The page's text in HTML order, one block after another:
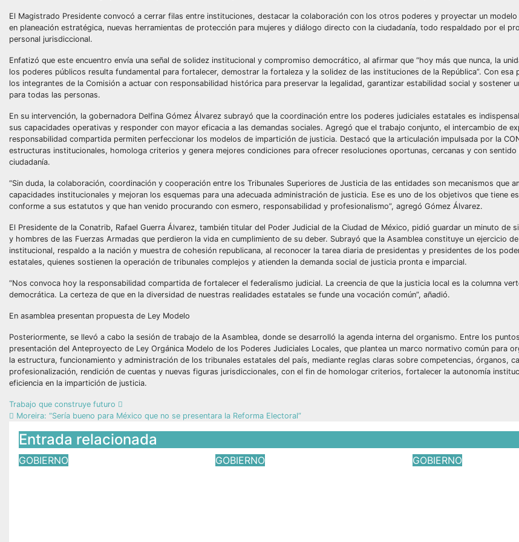
El Magistrado Presidente convocó a cerrar filas entre instituciones, destacar la colaboración con los otros poderes y proyectar un
en planeación estratégica, nuevas herramientas de protección para mujeres y diálogo directo con la ciudadanía, todo respaldado por el
personal jurisdiccional.
Enfatizó que este encuentro envía una señal de solidez institucional y compromiso democrático, al afirmar que “hoy más que nunca, la
los poderes públicos resulta fundamental para fortalecer, demostrar la fortaleza y la solidez de las instituciones de la República”. Con esa
los integrantes de la Comisión a actuar con responsabilidad histórica para preservar la legalidad, garantizar estabilidad social y sostener
para todas las personas.
En su intervención, la gobernadora Delfina Gómez Álvarez subrayó que la coordinación entre los poderes judiciales estatales es
sus capacidades operativas y responder con mayor eficacia a las demandas sociales. Agregó que el trabajo conjunto, el intercambio de
responsabilidad compartida permiten perfeccionar los modelos de impartición de justicia. Destacó que la articulación impulsada por la
estructuras institucionales, homologa criterios y genera mejores condiciones para ofrecer resoluciones oportunas, cercanas y con sentido
ciudadanía.
“Sin duda, la colaboración, coordinación y cooperación entre los Tribunales Superiores de Justicia de las entidades son mecanismos que
capacidades institucionales y mejoran los esquemas para una adecuada administración de justicia. Ese es uno de los objetivos que tiene
conforme a sus estatutos y que han venido procurando con esmero, responsabilidad y profesionalismo”, agregó Gómez Álvarez.
El Presidente de la Conatrib, Rafael Guerra Álvarez, también titular del Poder Judicial de la Ciudad de México, pidió guardar un minuto de
y hombres de las Fuerzas Armadas que perdieron la vida en cumplimiento de su deber. Subrayó que la Asamblea constituye un ejercicio
institucional, respaldo a la nación y muestra de cohesión republicana, al reconocer la tarea diaria de presidentas y presidentes de los
estatales, quienes sostienen la operación de tribunales complejos y atienden la demanda social de justicia pronta e imparcial.
“Nos convoca hoy la responsabilidad compartida de fortalecer el federalismo judicial. La creencia de que la justicia local es la columna
democrática. La certeza de que en la diversidad de nuestras realidades estatales se funde una vocación común”, añadió.
En asamblea presentan propuesta de Ley Modelo
Posteriormente, se llevó a cabo la sesión de trabajo de la Asamblea, donde se desarrolló la agenda interna del organismo. Entre los
presentación del Anteproyecto de Ley Orgánica Modelo de los Poderes Judiciales Locales, que plantea un marco normativo común para
la estructura, funcionamiento y administración de los tribunales estatales del país, mediante reglas claras sobre competencias, órganos,
profesionalización, rendición de cuentas y nuevas figuras jurisdiccionales, con el fin de homologar criterios, fortalecer la autonomía
eficiencia en la impartición de justicia.
Trabajo que construye futuro
Moreira: “Sería bueno para México que no se presentara la Reforma Electoral”
Entrada relacionada
GOBIERNO GOBIERNO GOBIERNO